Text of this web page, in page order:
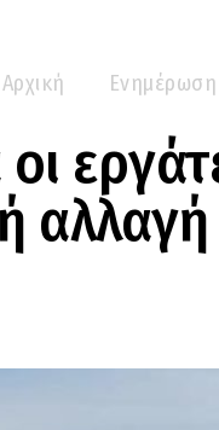
Αρχική Ενημέρωση
αλλαγή